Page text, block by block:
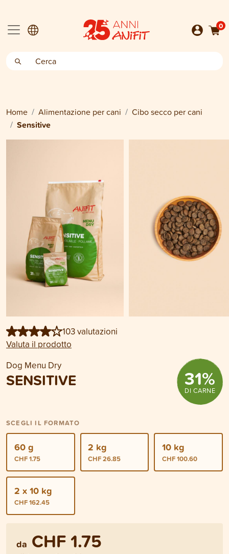
0
Home Alimentazione per cani Cibo secco per cani
Sensitive
103 valutazioni
Valuta il prodotto
Dog Menu Dry
SENSITIVE 31%
DI CARNE
SCEGLI IL FORMATO
60 g
CHF 1.75
2 kg
CHF 26.85
10 kg
CHF 100.60
2 x 10 kg
CHF 162.45
da CHF 1.75